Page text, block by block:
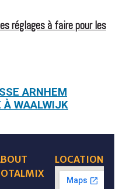
réglages à faire pour les
réglages à faire pour les
ARNHEM
À WAALWIJK
LOCATION